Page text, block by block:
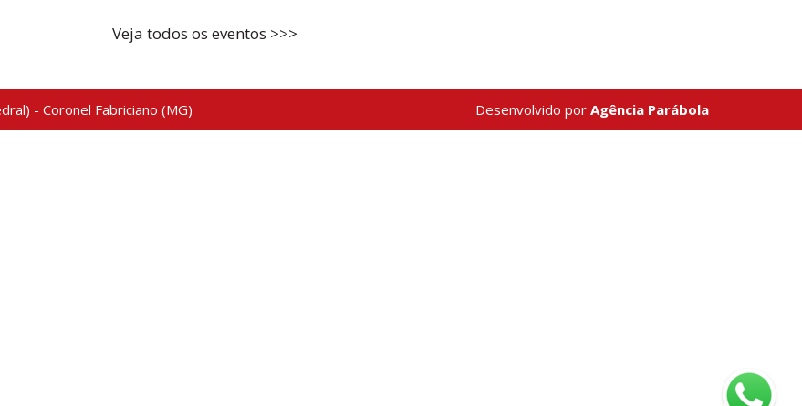
Veja todos os eventos >>>
- Coronel Fabriciano (MG) Desenvolvido por Agência Parábola